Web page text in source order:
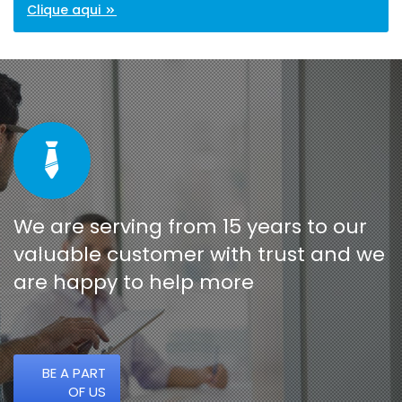
Clique aqui
We are serving from 15 years to our
valuable customer with trust and we
are happy to help more
BE A PART
OF US